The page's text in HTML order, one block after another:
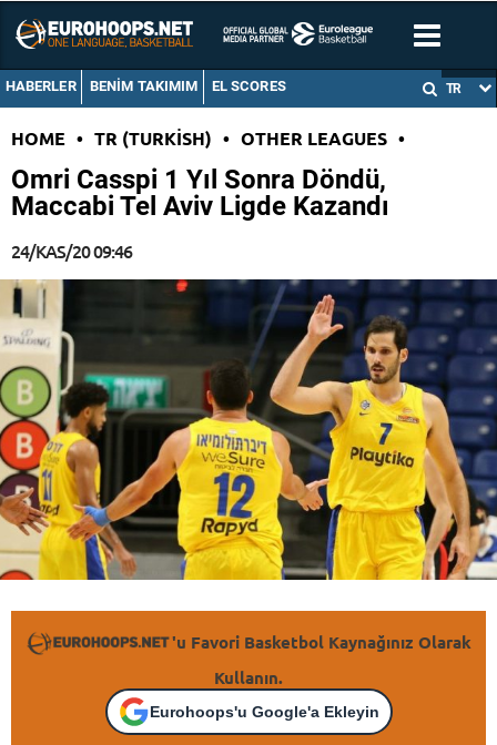
HABERLER BENIM TAKIMIM EL SCORES TR
HOME • TR (TURKISH) • OTHER LEAGUES •
Omri Casspi 1 Yıl Sonra Döndü,
Maccabi Tel Aviv Ligde Kazandı
24/KAS/20 09:46
'u Favori Basketbol Kaynağınız Olarak
Kullanın.
Eurohoops'u Google'a Ekleyin